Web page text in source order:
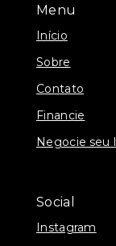
Menu
Início
Sobre
Contato
Financie
Negocie seu
Social
Instagram